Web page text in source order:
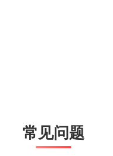
常见问题